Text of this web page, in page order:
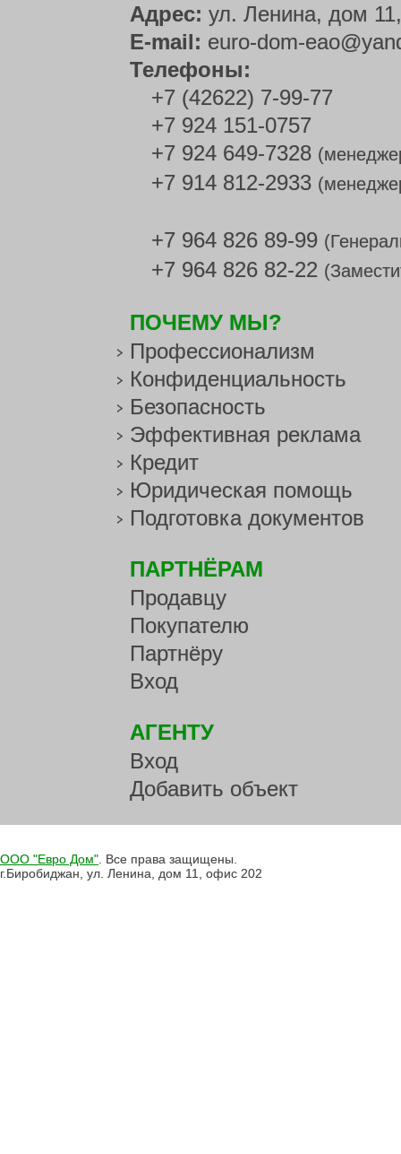
Адрес: ул. Ленина, дом
E-mail: euro-dom-
Телефоны:
+7 (42622) 7-99-77
+7 924 151-0757
+7 924 649-7328
+7 914 812-2933
+7 964 826 89-99
+7 964 826 82-22
ПОЧЕМУ МЫ?
Профессионализм
Конфиденциальность
Безопасность
Эффективная реклама
Кредит
Юридическая помощь
Подготовка документов
ПАРТНЁРАМ
Продавцу
Покупателю
Партнёру
Вход
АГЕНТУ
Вход
Добавить объект
ООО "Евро Дом" . Все права защищены.
г.Биробиджан, ул. Ленина, дом 11, офис 202